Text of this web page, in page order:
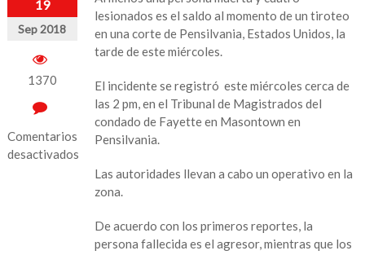
19
Sep 2018
1370
Comentarios
desactivados
lesionados es el saldo al momento de un tiroteo
en una corte de Pensilvania, Estados Unidos, la
tarde de este miércoles.
El incidente se registró este miércoles cerca de
las 2 pm, en el Tribunal de Magistrados del
condado de Fayette en Masontown en
Pensilvania.
Las autoridades llevan a cabo un operativo en la
zona.
De acuerdo con los primeros reportes, la
persona fallecida es el agresor, mientras que los